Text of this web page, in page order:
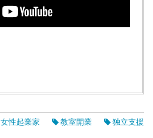
女性起業家 教室開業 独立支援